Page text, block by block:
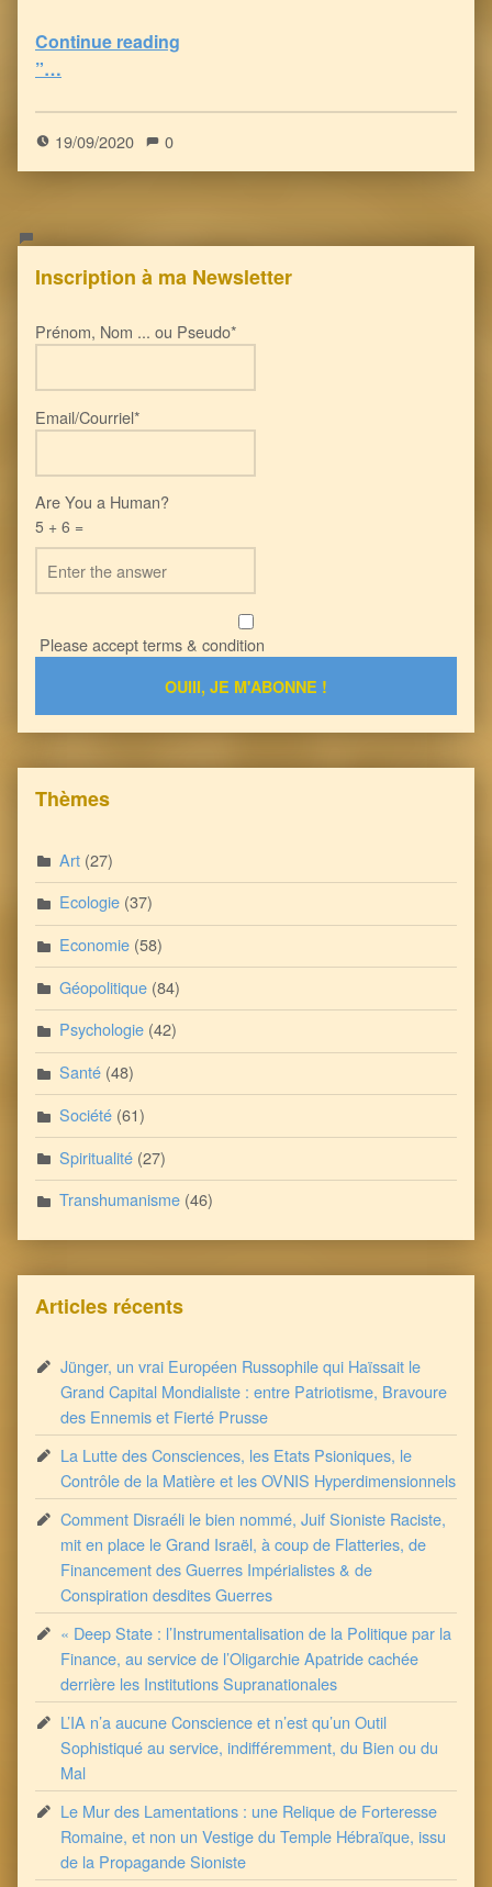
Continue reading
”…
19/09/2020 0
Inscription à ma Newsletter
Prénom, Nom ... ou Pseudo*
Email/Courriel*
Are You a Human?
5 + 6 =
Please accept terms & condition
Thèmes
Art (27)
Ecologie (37)
Economie (58)
Géopolitique (84)
Psychologie (42)
Santé (48)
Société (61)
Spiritualité (27)
Transhumanisme (46)
Articles récents
Jünger, un vrai Européen Russophile qui Haïssait le
Grand Capital Mondialiste : entre Patriotisme, Bravoure
des Ennemis et Fierté Prusse
La Lutte des Consciences, les Etats Psioniques, le
Contrôle de la Matière et les OVNIS Hyperdimensionnels
Comment Disraéli le bien nommé, Juif Sioniste Raciste,
mit en place le Grand Israël, à coup de Flatteries, de
Financement des Guerres Impérialistes & de
Conspiration desdites Guerres
« Deep State : l’Instrumentalisation de la Politique par la
Finance, au service de l’Oligarchie Apatride cachée
derrière les Institutions Supranationales
L’IA n’a aucune Conscience et n’est qu’un Outil
Sophistiqué au service, indifféremment, du Bien ou du
Mal
Le Mur des Lamentations : une Relique de Forteresse
Romaine, et non un Vestige du Temple Hébraïque, issu
de la Propagande Sioniste